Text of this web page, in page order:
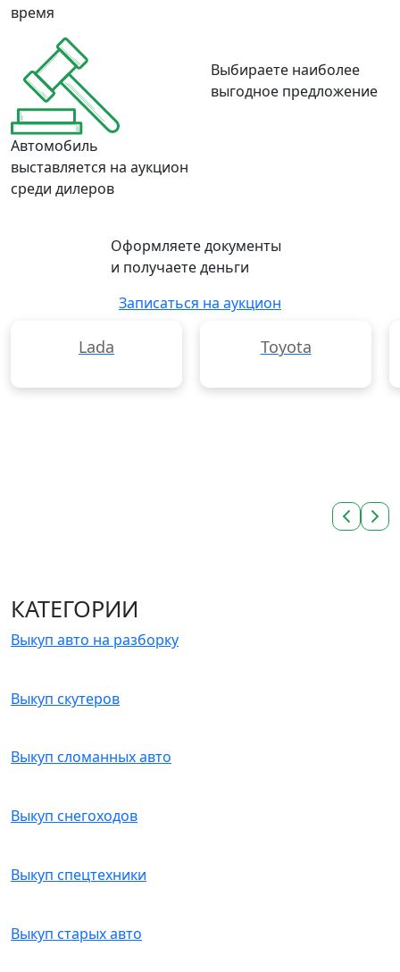
время
Автомобиль
выставляется на аукцион
среди дилеров
Выбираете наиболее
выгодное предложение
Оформляете документы
и получаете деньги
Записаться на аукцион
Lada Toyota
КАТЕГОРИИ
Выкуп авто на разборку
Выкуп скутеров
Выкуп сломанных авто
Выкуп снегоходов
Выкуп спецтехники
Выкуп старых авто